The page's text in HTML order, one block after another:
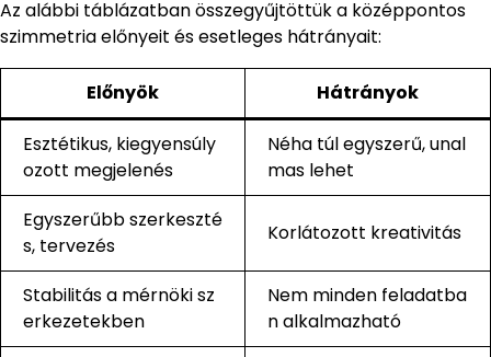
Az alábbi táblázatban összegyűjtöttük a középpontos
szimmetria előnyeit és esetleges hátrányait:
Előnyök Hátrányok
Esztétikus, kiegyensúly
ozott megjelenés
Néha túl egyszerű, unal
mas lehet
Egyszerűbb szerkeszté
s, tervezés
Korlátozott kreativitás
Stabilitás a mérnöki sz
erkezetekben
Nem minden feladatba
n alkalmazható